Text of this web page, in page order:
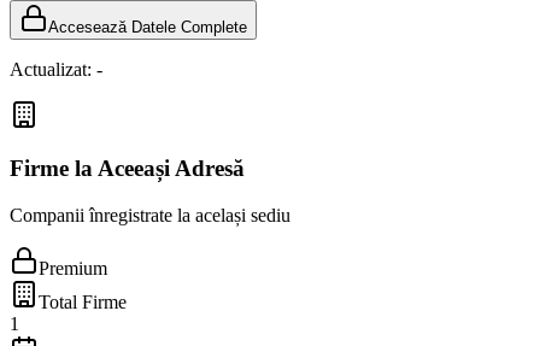
Accesează Datele Complete
Actualizat: -
Firme la Aceeași Adresă
Companii înregistrate la același sediu
Premium
Total Firme
1